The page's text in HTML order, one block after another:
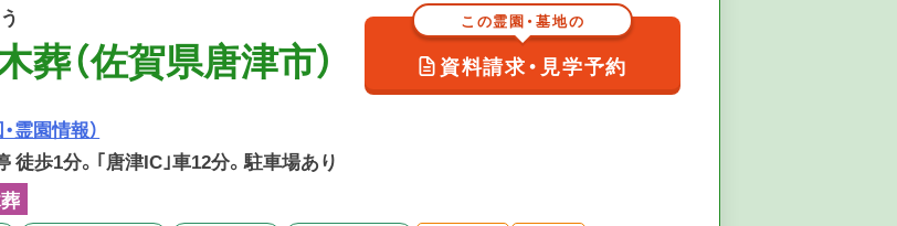
葬（佐賀県唐津市）
霊園情報）
歩1分。｢唐津IC｣車12分。駐車場あり
この霊園・墓地の
資料請求・見学予約